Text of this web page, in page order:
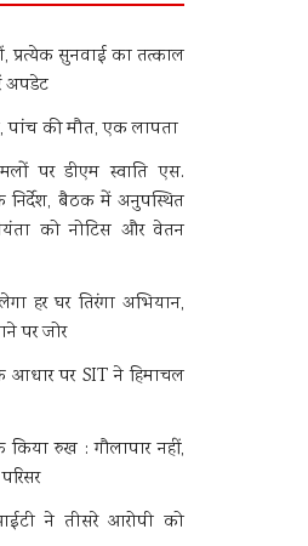
सुनवाई का तत्काल
अपडेट
पांच की मौत, एक लापता
पर डीएम स्वाति एस.
निर्देश, बैठक में अनुपस्थित
को नोटिस और वेतन
हर घर तिरंगा अभियान,
पर जोर
आधार पर SIT ने हिमाचल
किया रुख : गौलापार नहीं,
ने तीसरे आरोपी को